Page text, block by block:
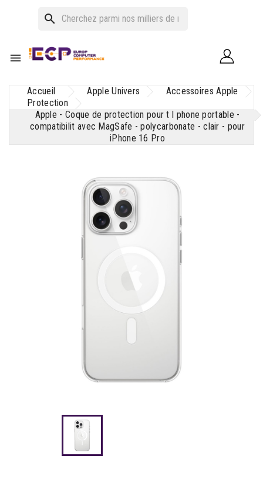
search

Accueil Apple Univers
Accessoires Apple
Protection
Apple - Coque de protection pour t l phone portable -
compatibilit avec MagSafe - polycarbonate - clair - pour
iPhone 16 Pro